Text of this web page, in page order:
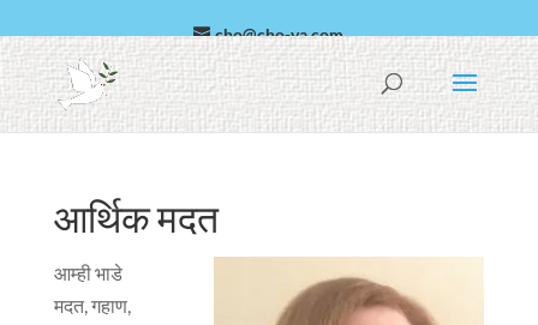
cho@cho-va.com
अरबी
español
आर्थिक मदत
आम्ही भाडे
मदत, गहाण,